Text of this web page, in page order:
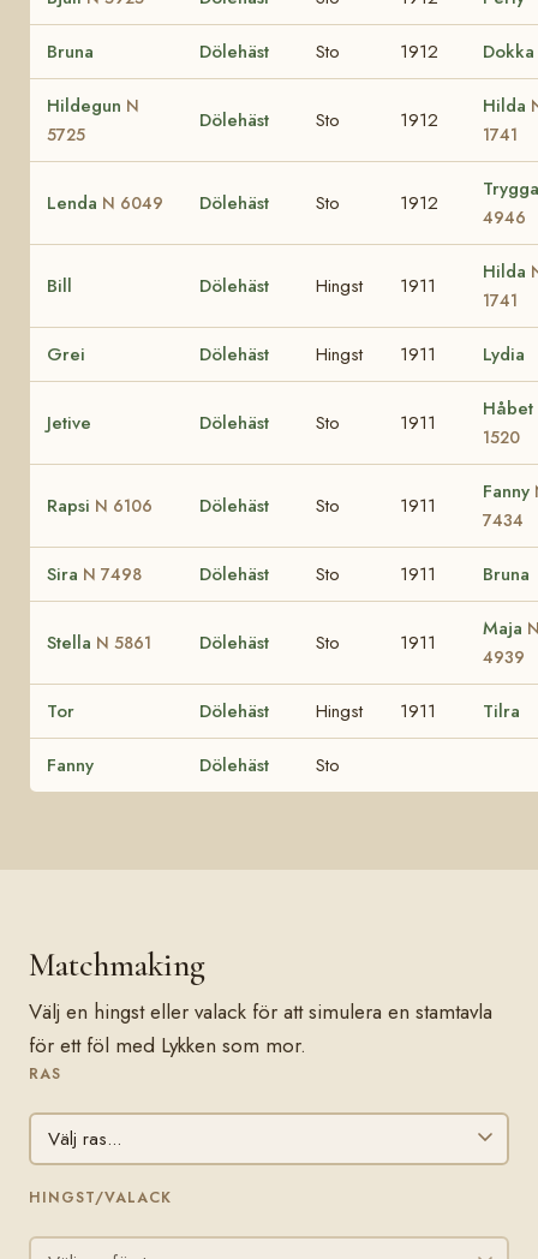
Bruna Dölehäst Sto 1912 Dokka
Hildegun N
5725
Dölehäst Sto 1912
Hilda
1741
Lenda N 6049 Dölehäst Sto 1912
4946
Bill Dölehäst Hingst 1911
Hilda
1741
Grei Dölehäst Hingst 1911 Lydia
Jetive Dölehäst Sto 1911
Håbet
1520
Rapsi N 6106 Dölehäst Sto 1911
Fanny
7434
Sira N 7498 Dölehäst Sto 1911 Bruna
Stella N 5861 Dölehäst Sto 1911
Maja
4939
Tor Dölehäst Hingst 1911 Tilra
Fanny Dölehäst Sto
Matchmaking
Välj en hingst eller valack för att simulera en stamtavla
för ett föl med Lykken som mor.
RAS
HINGST/VALACK